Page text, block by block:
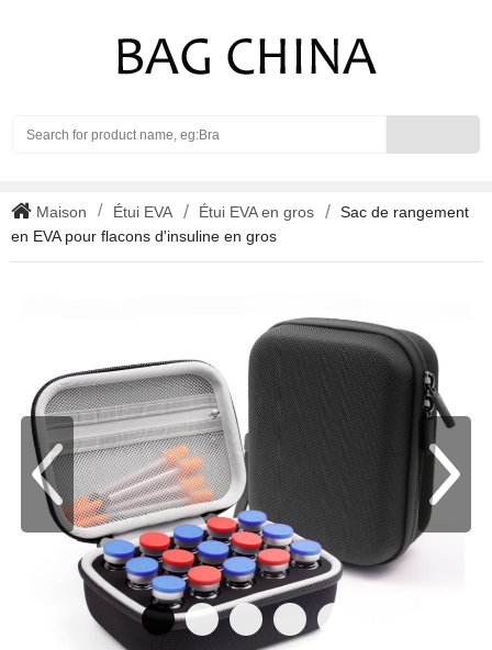
Maison Étui EVA Étui EVA en gros
Sac de rangement
en EVA pour flacons d'insuline en gros